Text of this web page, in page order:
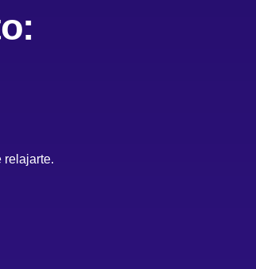
relajarte.